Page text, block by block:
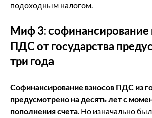
подоходным налогом.
Миф 3:софинансирование
ПДС от государства
три года
Софинансирование взносов ПДС из
предусмотрено на десять лет с
пополнения счета. Но изначально